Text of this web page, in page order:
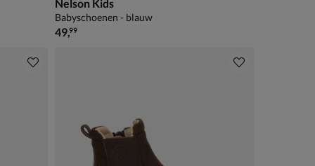
Nelson Kids
Babyschoenen - blauw
€ 49,99
49,99